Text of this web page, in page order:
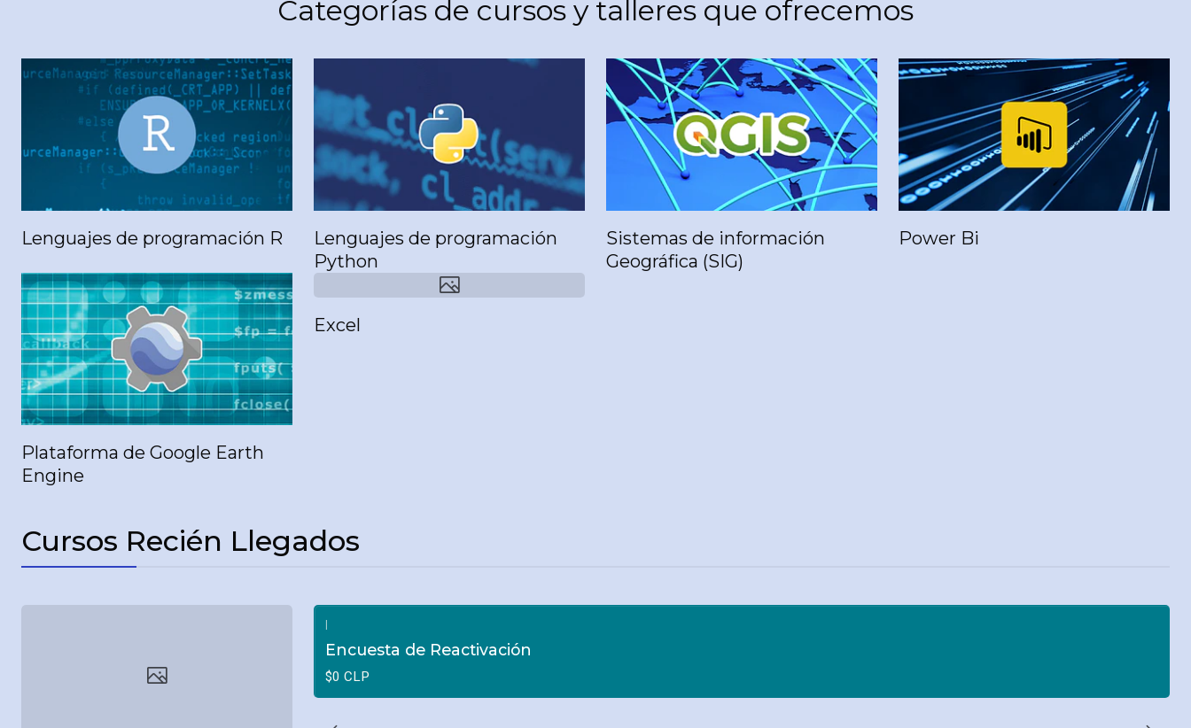
Categorías de cursos y talleres que ofrecemos
Lenguajes de programación R
Lenguajes de programación
Python
Sistemas de información
Geográfica (SIG)
Power Bi
Plataforma de Google Earth
Engine
Excel
Cursos Recién Llegados
|
Encuesta de Reactivación
$0 CLP